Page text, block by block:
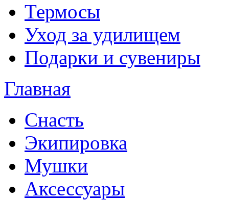
Термосы
Уход за удилищем
Подарки и сувениры
Главная
Снасть
Экипировка
Мушки
Аксессуары